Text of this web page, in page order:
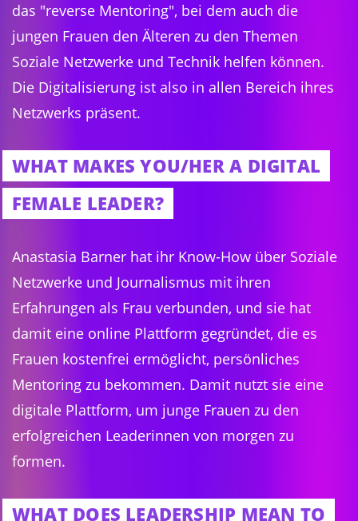
das "reverse Mentoring", bei dem auch die
jungen Frauen den Älteren zu den Themen
Soziale Netzwerke und Technik helfen können.
Die Digitalisierung ist also in allen Bereich ihres
Netzwerks präsent.
WHAT MAKES YOU/HER A DIGITAL
FEMALE LEADER?
Anastasia Barner hat ihr Know-How über Soziale
Netzwerke und Journalismus mit ihren
Erfahrungen als Frau verbunden, und sie hat
damit eine online Plattform gegründet, die es
Frauen kostenfrei ermöglicht, persönliches
Mentoring zu bekommen. Damit nutzt sie eine
digitale Plattform, um junge Frauen zu den
erfolgreichen Leaderinnen von morgen zu
formen.
WHAT DOES LEADERSHIP MEAN TO